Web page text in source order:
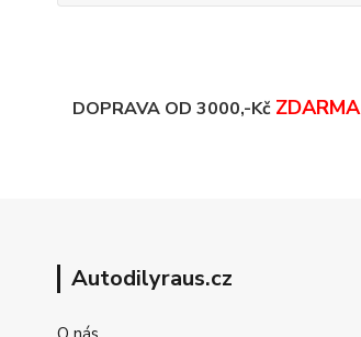
DOPRAVA OD 3000,-Kč ZDARMA
Autodilyraus.cz